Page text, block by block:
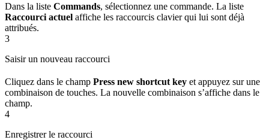
Dans la liste Commands, sélectionnez une commande. La liste
Raccourci actuel affiche les raccourcis clavier qui lui sont déjà
attribués.
3
Saisir un nouveau raccourci
Cliquez dans le champ Press new shortcut key et appuyez sur une
combinaison de touches. La nouvelle combinaison s’affiche dans le
champ.
4
Enregistrer le raccourci